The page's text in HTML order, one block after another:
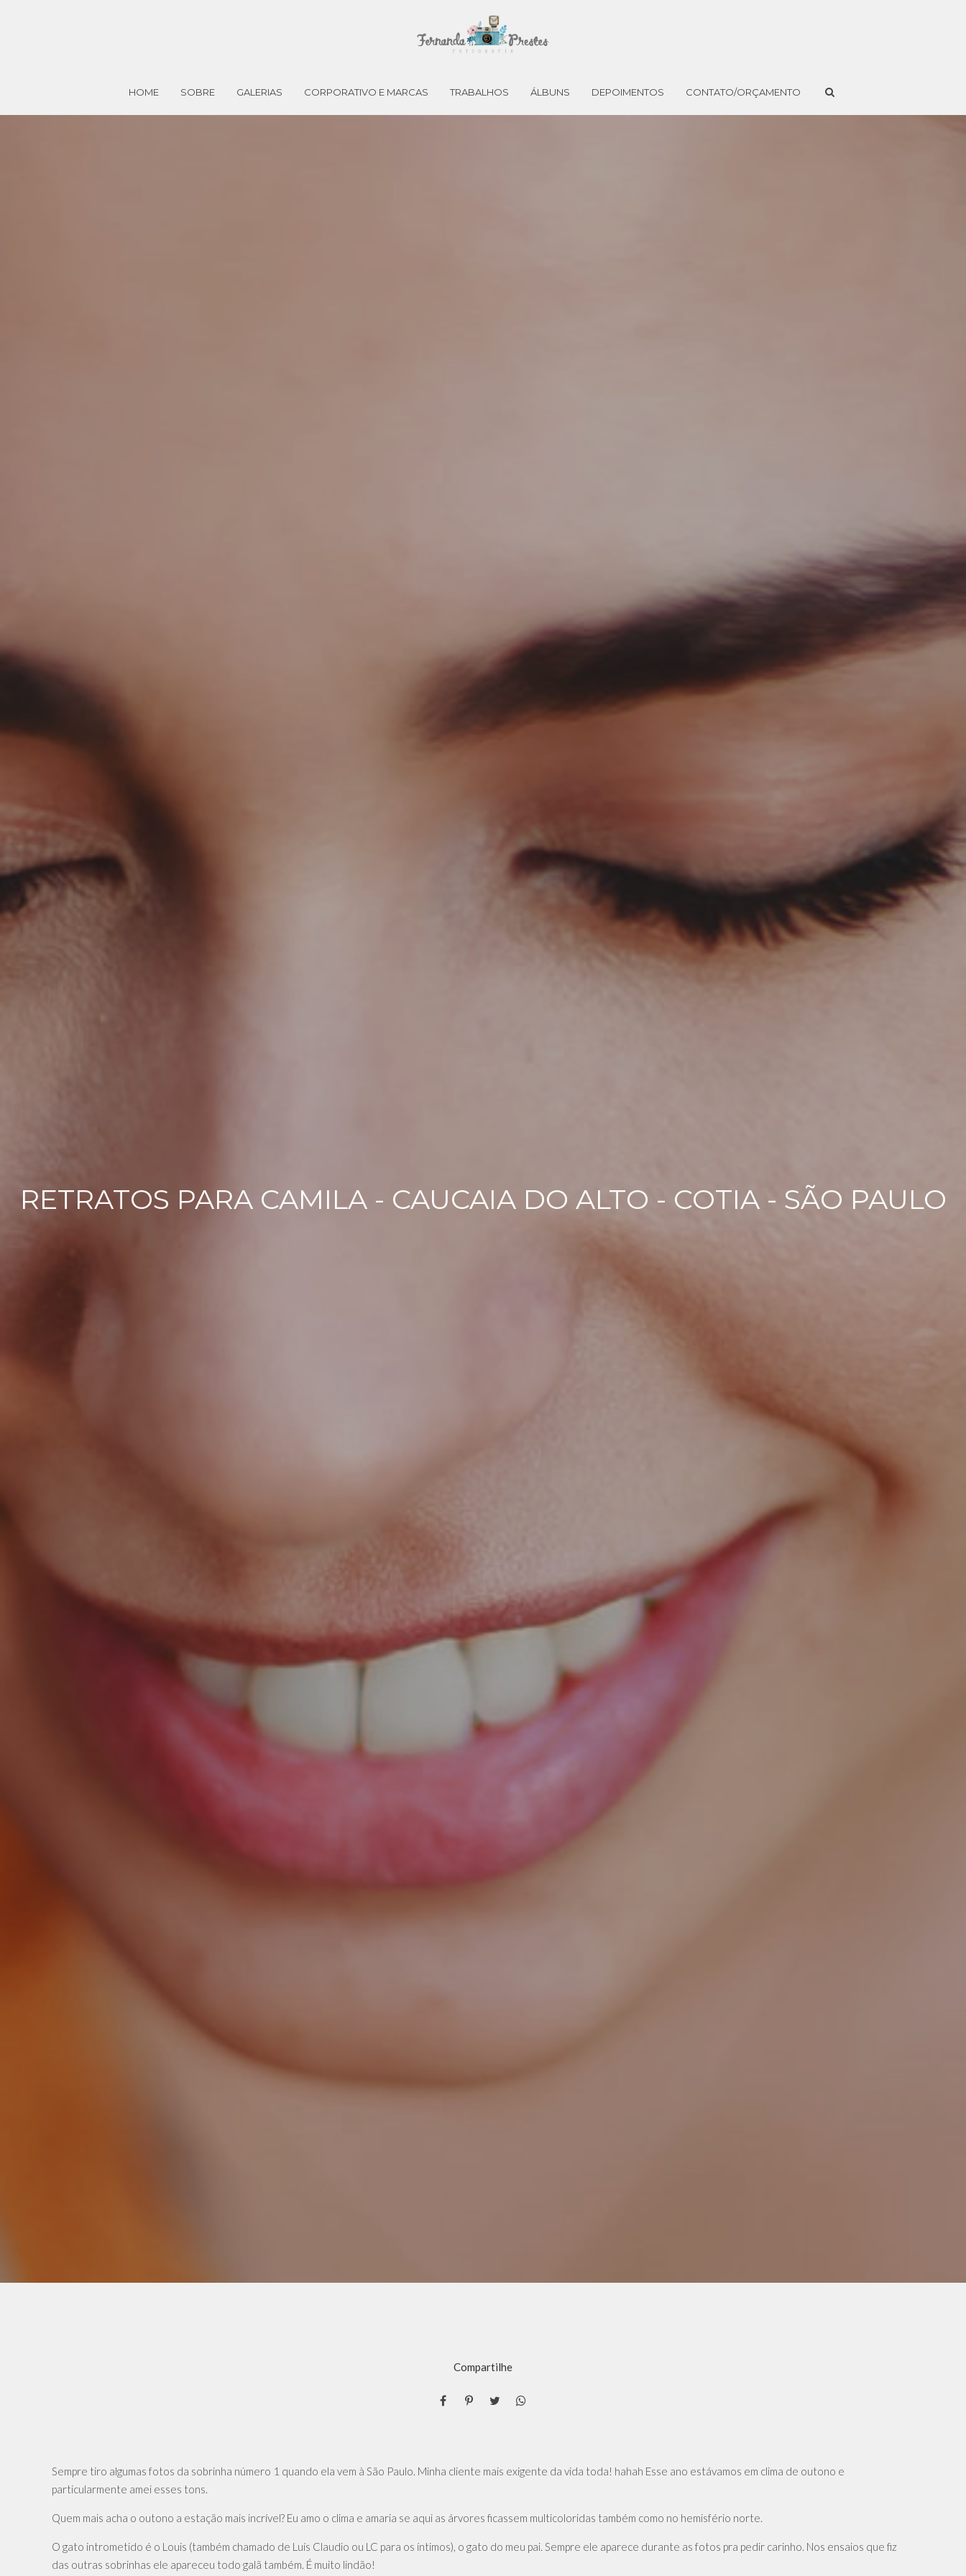
HOME SOBRE GALERIAS CORPORATIVO E MARCAS TRABALHOS ÁLBUNS DEPOIMENTOS CONTATO/ORÇAMENTO
RETRATOS PARA CAMILA - CAUCAIA DO ALTO - COTIA - SÃO PAULO
Compartilhe
Sempre tiro algumas fotos da sobrinha número 1 quando ela vem à São Paulo. Minha cliente mais exigente da vida toda! hahah Esse ano estávamos em clima de outono e
particularmente amei esses tons.
Quem mais acha o outono a estação mais incrível? Eu amo o clima e amaria se aqui as árvores ficassem multicoloridas também como no hemisfério norte.
O gato intrometido é o Louis (também chamado de Luís Claudio ou LC para os íntimos), o gato do meu pai. Sempre ele aparece durante as fotos pra pedir carinho. Nos ensaios que fiz
das outras sobrinhas ele apareceu todo galã também. É muito lindão!